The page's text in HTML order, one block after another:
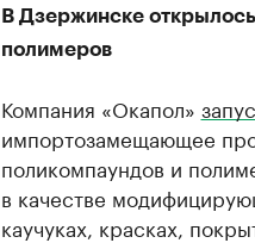
В Дзержинске
полимеров
Компания «Окапол»
импортозамещающее
поликомпаундов и
в качестве
каучуках, красках,